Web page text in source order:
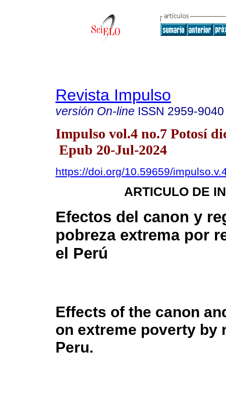
Revista Impulso
versión On-line ISSN 2959-9040
Impulso vol.4 no.7 Potosí
Epub 20-Jul-2024
https://doi.org/10.59659/
ARTICULO DE
Efectos del canon y
pobreza extrema por
el Perú
Effects of the canon
on extreme poverty by
Peru.